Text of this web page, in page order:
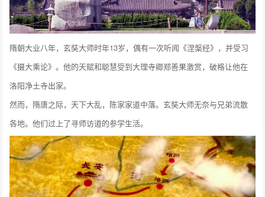
隋朝大业八年，玄奘大师时年13岁，偶有一次听闻《涅槃经》，并受习
《摄大乘论》。他的天赋和聪慧受到大理寺卿郑善果激赏，破格让他在
洛阳净土寺出家。
然而，隋唐之际，天下大乱，陈家家道中落。玄奘大师无奈与兄弟流散
各地。他们过上了寻师访道的参学生活。